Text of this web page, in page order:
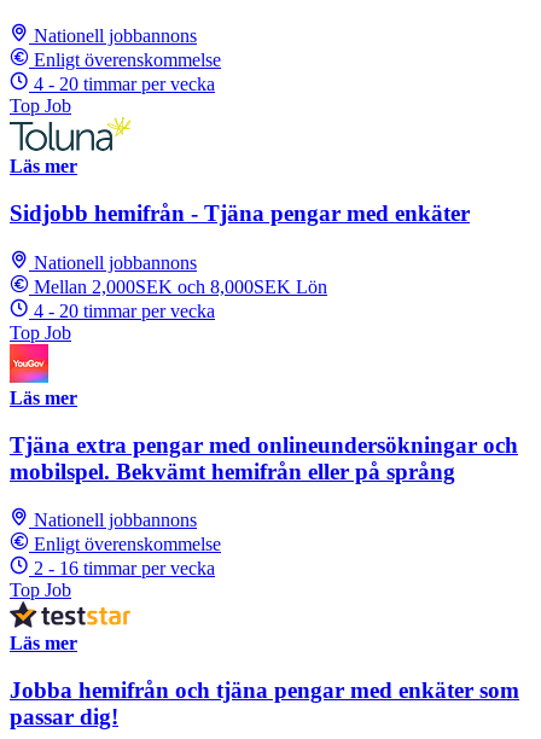
Nationell jobbannons
Enligt överenskommelse
4 - 20 timmar per vecka
Top Job
Läs mer
Sidjobb hemifrån - Tjäna pengar med enkäter
Nationell jobbannons
Mellan 2,000SEK och 8,000SEK Lön
4 - 20 timmar per vecka
Top Job
Läs mer
Tjäna extra pengar med onlineundersökningar och
mobilspel. Bekvämt hemifrån eller på språng
Nationell jobbannons
Enligt överenskommelse
2 - 16 timmar per vecka
Top Job
Läs mer
Jobba hemifrån och tjäna pengar med enkäter som
passar dig!